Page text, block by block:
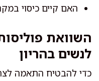
האם קיים כיסוי
השוואת
לנשים בהריון
כדי להבטיח התאמה